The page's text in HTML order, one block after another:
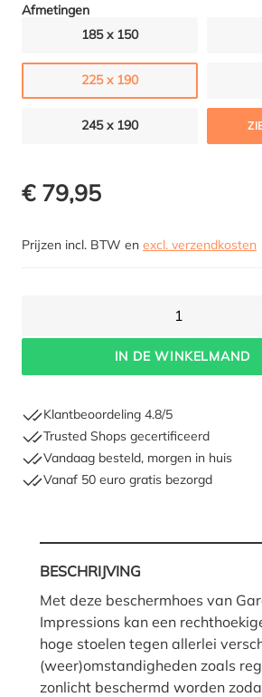
Afmetingen
185 x 150
225 x 190
245 x 190
€ 79,95
Prijzen incl. BTW en excl. verzendkosten
1
IN DE WINKELMAND
Klantbeoordeling 4.8/5
Trusted Shops gecertificeerd
Vandaag besteld, morgen in huis
Vanaf 50 euro gratis bezorgd
BESCHRIJVING
Met deze beschermhoes van
Impressions kan een
hoge stoelen tegen allerlei
(weer)omstandigheden zoals
zonlicht beschermd worden